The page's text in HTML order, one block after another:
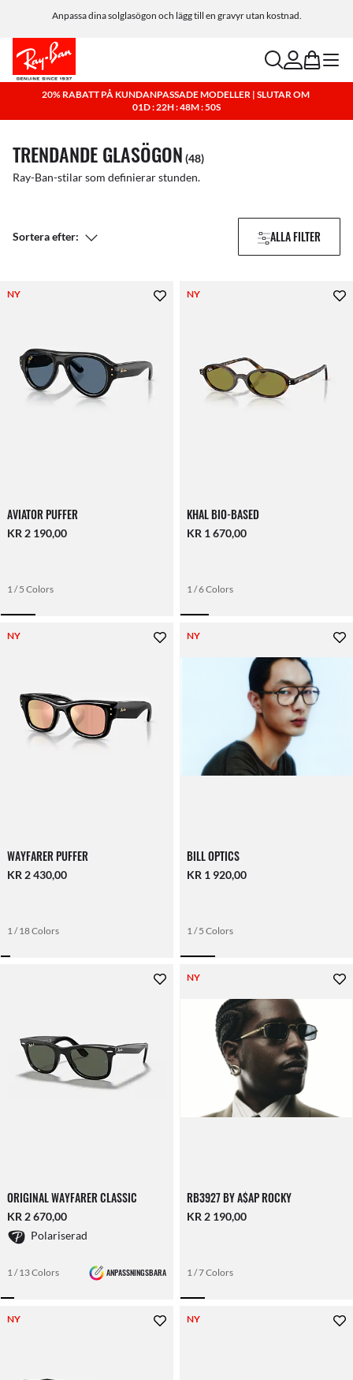
Anpassa dina solglasögon och lägg till en gravyr utan kostnad.
searchaccount
bag menu
20% RABATT PÅ KUNDANPASSADE MODELLER | SLUTAR OM
01D : 22H : 48M : 49S
TRENDANDE GLASÖGON (48)
Ray-Ban-stilar som definierar stunden.
ALLA FILTER
Sortera efter:
NY
AVIATOR PUFFER
KR 2 190,00
1 / 5 Colors
NY
KHAL BIO-BASED
KR 1 670,00
1 / 6 Colors
NY
WAYFARER PUFFER
KR 2 430,00
1 / 18 Colors
NY
BILL OPTICS
KR 1 920,00
1 / 5 Colors
ORIGINAL WAYFARER CLASSIC
KR 2 670,00
Polariserad
1 / 13 Colors ANPASSNINGSBARA
NY
RB3927 BY A$AP ROCKY
KR 2 190,00
1 / 7 Colors
NY NY